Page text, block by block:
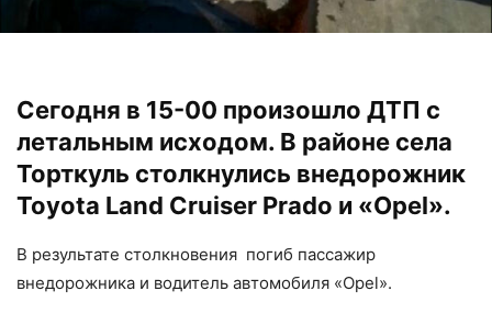
Сегодня в 15-00 произошло ДТП с
летальным исходом. В районе села
Торткуль столкнулись внедорожник
Toyota Land Cruiser Prado и «Оpel».
В результате столкновения погиб пассажир
внедорожника и водитель автомобиля «Оpel».